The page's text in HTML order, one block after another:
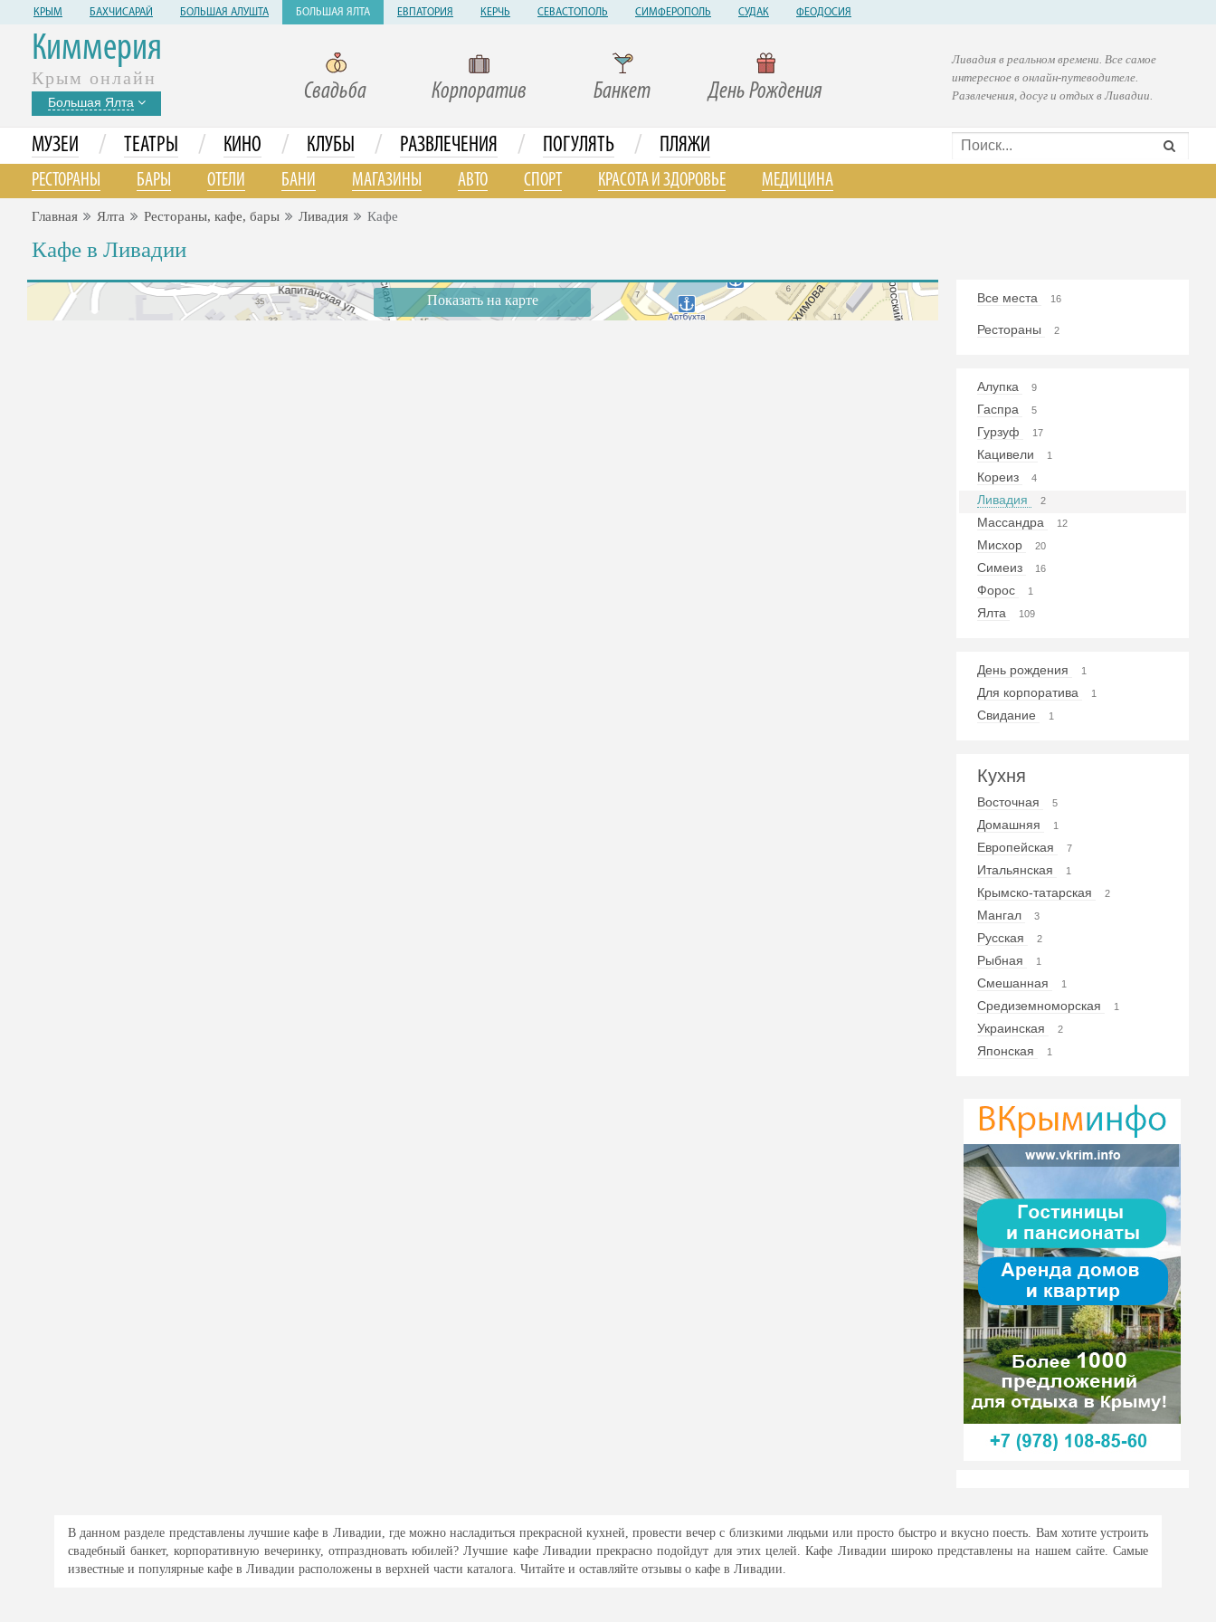
КРЫМ БАХЧИСАРАЙ БОЛЬШАЯ АЛУШТА БОЛЬШАЯ ЯЛТА ЕВПАТОРИЯ КЕРЧЬ СЕВАСТОПОЛЬ СИМФЕРОПОЛЬ СУДАК ФЕОДОСИЯ
Киммерия
Крым онлайн
Большая Ялта Свадьба Корпоратив Банкет День Рождения
Ливадия в реальном времени. Все самое
интересное в онлайн-путеводителе.
Развлечения, досуг и отдых в Ливадии.
МУЗЕИ / ТЕАТРЫ / КИНО / КЛУБЫ / РАЗВЛЕЧЕНИЯ / ПОГУЛЯТЬ / ПЛЯЖИ
РЕСТОРАНЫ БАРЫ ОТЕЛИ БАНИ МАГАЗИНЫ АВТО СПОРТ КРАСОТА И ЗДОРОВЬЕ МЕДИЦИНА
Главная Ялта Рестораны, кафе, бары Ливадия Кафе
Кафе в Ливадии
Показать на карте Все места 16
Рестораны 2
Алупка 9
Гаспра 5
Гурзуф 17
Кацивели 1
Кореиз 4
Ливадия 2
Массандра 12
Мисхор 20
Симеиз 16
Форос 1
Ялта 109
День рождения 1
Для корпоратива 1
Свидание 1
Кухня
Восточная 5
Домашняя 1
Европейская 7
Итальянская 1
Крымско-татарская 2
Мангал 3
Русская 2
Рыбная 1
Смешанная 1
Средиземноморская 1
Украинская 2
Японская 1
В данном разделе представлены лучшие кафе в Ливадии, где можно насладиться прекрасной кухней, провести вечер с близкими людьми или просто быстро и вкусно поесть. Вам хотите устроить
свадебный банкет, корпоративную вечеринку, отпраздновать юбилей? Лучшие кафе Ливадии прекрасно подойдут для этих целей. Кафе Ливадии широко представлены на нашем сайте. Самые
известные и популярные кафе в Ливадии расположены в верхней части каталога. Читайте и оставляйте отзывы о кафе в Ливадии.